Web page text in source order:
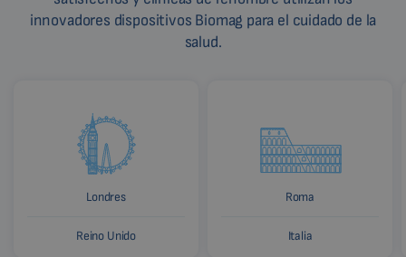
innovadores dispositivos Biomag para el cuidado de la
salud.
Londres
Reino Unido
Roma
Italia